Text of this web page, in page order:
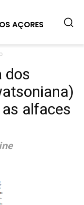
AÇORES
dos
alfaces